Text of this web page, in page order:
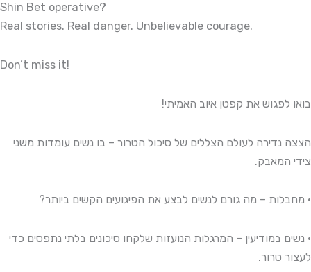
Shin Bet operative?
Real stories. Real danger. Unbelievable courage.
Don’t miss it!
בואו לפגוש את קפטן איוב האמיתי!
הצצה נדירה לעולם הצללים של סיכול הטרור – בו נשים עומדות משני
צידי המאבק.
• מחבלות – מה גורם לנשים לבצע את הפיגועים הקשים ביותר?
• נשים במודיעין – המרגלות הנועזות שלקחו סיכונים בלתי נתפסים כדי
לעצור טרור.